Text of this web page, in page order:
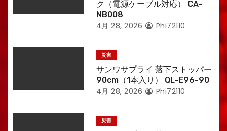
ク（電源ケーブル対応） CA-
NB008
4月 28, 2026 Phi72110
災害
サンワサプライ 落下ストッパー
90cm（1本入り） QL-E96-90
4月 28, 2026 Phi72110
災害